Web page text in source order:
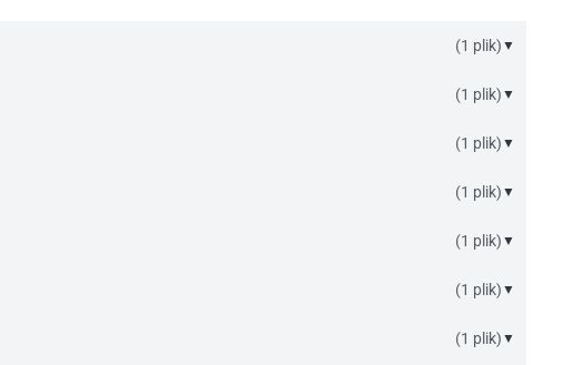
(1 plik) ▼
(1 plik) ▼
(1 plik) ▼
(1 plik) ▼
(1 plik) ▼
(1 plik) ▼
(1 plik) ▼